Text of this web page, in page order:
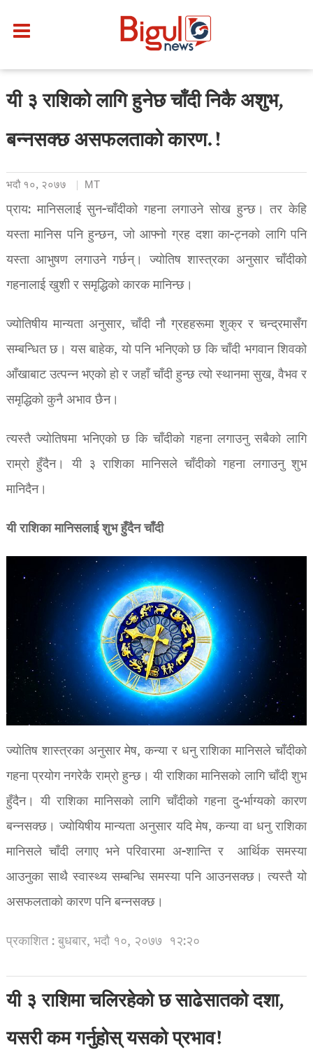
यी ३ राशिको लागि हुनेछ चाँदी निकै अशुभ,
बन्नसक्छ असफलताको कारण.!
भदौ १०, २०७७ MT
प्राय: मानिसलाई सुन-चाँदीको गहना लगाउने सोख हुन्छ। तर केहि
यस्ता मानिस पनि हुन्छन, जो आफ्नो ग्रह दशा का-ट्नको लागि पनि
यस्ता आभुषण लगाउने गर्छन्। ज्योतिष शास्त्रका अनुसार चाँदीको
गहनालाई खुशी र समृद्धिको कारक मानिन्छ।
ज्योतिषीय मान्यता अनुसार, चाँदी नौ ग्रहहरूमा शुक्र र चन्द्रमासँग
सम्बन्धित छ। यस बाहेक, यो पनि भनिएको छ कि चाँदी भगवान शिवको
आँखाबाट उत्पन्न भएको हो र जहाँ चाँदी हुन्छ त्यो स्थानमा सुख, वैभव र
समृद्धिको कुनै अभाव छैन।
त्यस्तै ज्योतिषमा भनिएको छ कि चाँदीको गहना लगाउनु सबैको लागि
राम्रो हुँदैन। यी ३ राशिका मानिसले चाँदीको गहना लगाउनु शुभ
मानिदैन।
यी राशिका मानिसलाई शुभ हुँदैन चाँदी
ज्योतिष शास्त्रका अनुसार मेष, कन्या र धनु राशिका मानिसले चाँदीको
गहना प्रयोग नगरेकै राम्रो हुन्छ। यी राशिका मानिसको लागि चाँदी शुभ
हुँदैन। यी राशिका मानिसको लागि चाँदीको गहना दु-र्भाग्यको कारण
बन्नसक्छ। ज्योयिषीय मान्यता अनुसार यदि मेष, कन्या वा धनु राशिका
मानिसले चाँदी लगाए भने परिवारमा अ-शान्ति र आर्थिक समस्या
आउनुका साथै स्वास्थ्य सम्बन्धि समस्या पनि आउनसक्छ। त्यस्तै यो
असफलताको कारण पनि बन्नसक्छ।
प्रकाशित : बुधबार, भदौ १०, २०७७ १२:२०
यी ३ राशिमा चलिरहेको छ साढेसातको दशा,
यसरी कम गर्नुहोस् यसको प्रभाव!